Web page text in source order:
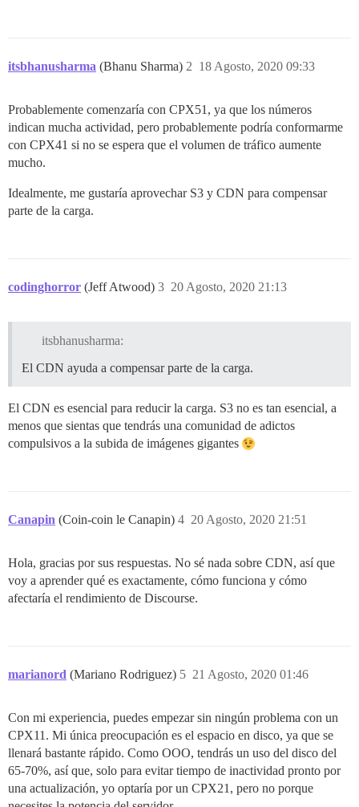
itsbhanusharma (Bhanu Sharma) 18 Agosto, 2020 09:33
2
Probablemente comenzaría con CPX51, ya que los números
indican mucha actividad, pero probablemente podría conformarme
con CPX41 si no se espera que el volumen de tráfico aumente
mucho.
Idealmente, me gustaría aprovechar S3 y CDN para compensar
parte de la carga.
codinghorror (Jeff Atwood) 20 Agosto, 2020 21:13
3
itsbhanusharma:
El CDN ayuda a compensar parte de la carga.
El CDN es esencial para reducir la carga. S3 no es tan esencial, a
menos que sientas que tendrás una comunidad de adictos
compulsivos a la subida de imágenes gigantes
Canapin (Coin-coin le Canapin) 20 Agosto, 2020 21:51
4
Hola, gracias por sus respuestas. No sé nada sobre CDN, así que
voy a aprender qué es exactamente, cómo funciona y cómo
afectaría el rendimiento de Discourse.
marianord (Mariano Rodriguez) 21 Agosto, 2020 01:46
5
Con mi experiencia, puedes empezar sin ningún problema con un
CPX11. Mi única preocupación es el espacio en disco, ya que se
llenará bastante rápido. Como OOO, tendrás un uso del disco del
65-70%, así que, solo para evitar tiempo de inactividad pronto por
una actualización, yo optaría por un CPX21, pero no porque